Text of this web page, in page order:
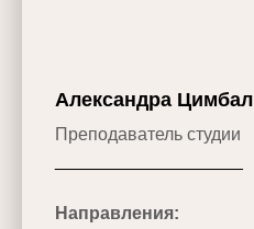
Александра Цимбал
Преподаватель студии
Направления: